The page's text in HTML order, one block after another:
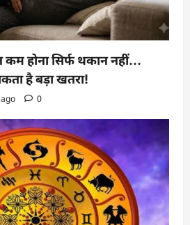
कम होना सिर्फ थकान नहीं…
है बड़ा खतरा!
0